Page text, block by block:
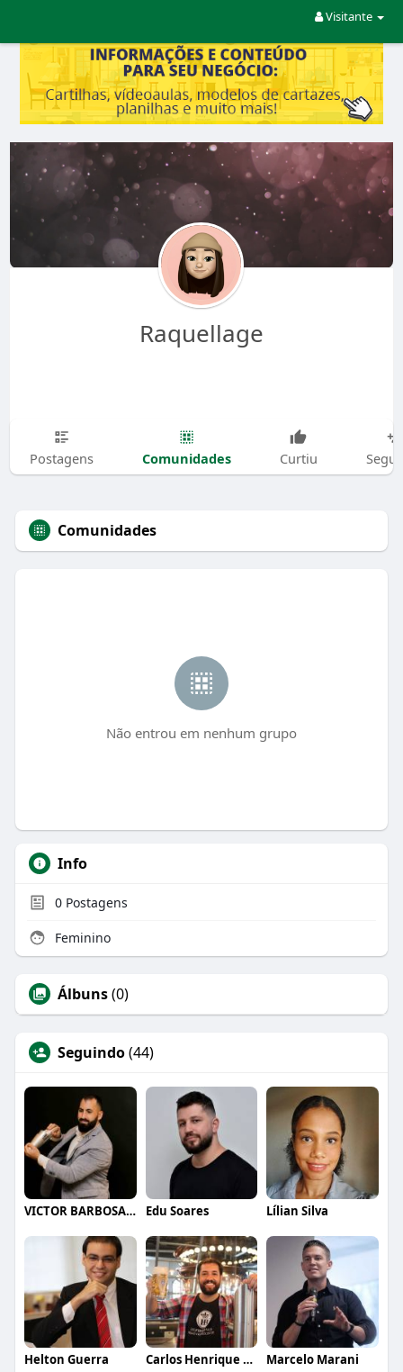
Visitante
Raquellage
Postagens Comunidades Curtiu
Comunidades
Não entrou em nenhum grupo
Info
0Postagens
Feminino
Álbuns(0)
Seguindo(44)
VICTOR BARBOSA QUARANTA Edu Soares Lílian Silva
Helton Guerra Carlos Henrique de Faria Vasconcelos Marcelo Marani